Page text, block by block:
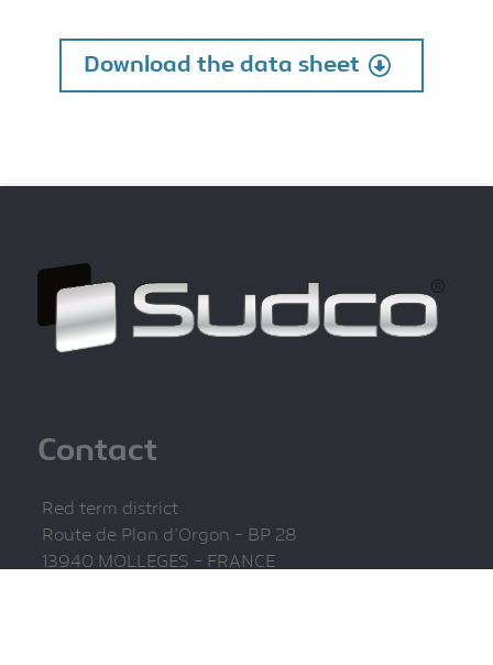
Download the data sheet
Contact
Red term district
Route de Plan d'Orgon - BP 28
13940 MOLLEGES - FRANCE